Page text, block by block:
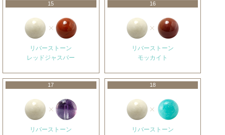
15
リバーストーン
レッドジャスパー
16
リバーストーン
モッカイト
17
リバーストーン
18
リバーストーン